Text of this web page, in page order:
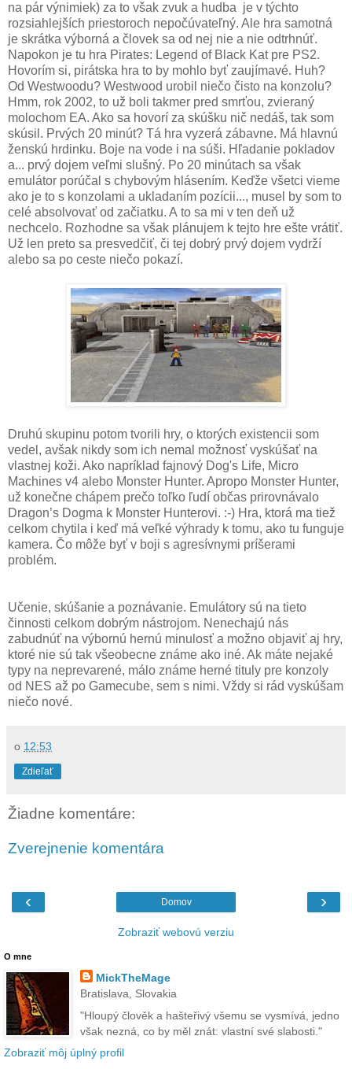
na pár výnimiek) za to však zvuk a hudba je v týchto
rozsiahlejších priestoroch nepočúvateľný. Ale hra samotná
je skrátka výborná a človek sa od nej nie a nie odtrhnúť.
Napokon je tu hra Pirates: Legend of Black Kat pre PS2.
Hovorím si, pirátska hra to by mohlo byť zaujímavé. Huh?
Od Westwoodu? Westwood urobil niečo čisto na konzolu?
Hmm, rok 2002, to už boli takmer pred smrťou, zvieraný
molochom EA. Ako sa hovorí za skúšku nič nedáš, tak som
skúsil. Prvých 20 minút? Tá hra vyzerá zábavne. Má hlavnú
ženskú hrdinku. Boje na vode i na súši. Hľadanie pokladov
a... prvý dojem veľmi slušný. Po 20 minútach sa však
emulátor porúčal s chybovým hlásením. Keďže všetci vieme
ako je to s konzolami a ukladaním pozícii..., musel by som to
celé absolvovať od začiatku. A to sa mi v ten deň už
nechcelo. Rozhodne sa však plánujem k tejto hre ešte vrátiť.
Už len preto sa presvedčiť, či tej dobrý prvý dojem vydrží
alebo sa po ceste niečo pokazí.
Druhú skupinu potom tvorili hry, o ktorých existencii som
vedel, avšak nikdy som ich nemal možnosť vyskúšať na
vlastnej koži. Ako napríklad fajnový Dog's Life, Micro
Machines v4 alebo Monster Hunter. Apropo Monster Hunter,
už konečne chápem prečo toľko ľudí občas prirovnávalo
Dragon’s Dogma k Monster Hunterovi. :-) Hra, ktorá ma tiež
celkom chytila i keď má veľké výhrady k tomu, ako tu funguje
kamera. Čo môže byť v boji s agresívnymi príšerami
problém.
Učenie, skúšanie a poznávanie. Emulátory sú na tieto
činnosti celkom dobrým nástrojom. Nenechajú nás
zabudnúť na výbornú hernú minulosť a možno objaviť aj hry,
ktoré nie sú tak všeobecne známe ako iné. Ak máte nejaké
typy na neprevarené, málo známe herné tituly pre konzoly
od NES až po Gamecube, sem s nimi. Vždy si rád vyskúšam
niečo nové.
o 12:53
Zdieľať
Žiadne komentáre:
Zverejnenie komentára
‹ ›
Domov
Zobraziť webovú verziu
O mne
MickTheMage
Bratislava, Slovakia
"Hloupý člověk a hašteřivý všemu se vysmívá, jedno
však nezná, co by měl znát: vlastní své slabosti."
Zobraziť môj úplný profil